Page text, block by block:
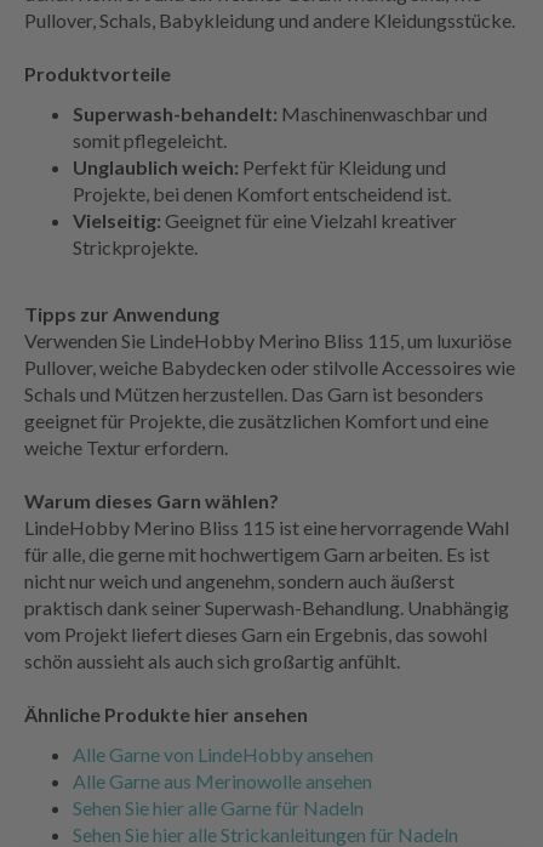
Pullover, Schals, Babykleidung und andere Kleidungsstücke.
Produktvorteile
Superwash-behandelt: Maschinenwaschbar und
somit pflegeleicht.
Unglaublich weich: Perfekt für Kleidung und
Projekte, bei denen Komfort entscheidend ist.
Vielseitig: Geeignet für eine Vielzahl kreativer
Strickprojekte.
Tipps zur Anwendung
Verwenden Sie LindeHobby Merino Bliss 115, um luxuriöse
Pullover, weiche Babydecken oder stilvolle Accessoires wie
Schals und Mützen herzustellen. Das Garn ist besonders
geeignet für Projekte, die zusätzlichen Komfort und eine
weiche Textur erfordern.
Warum dieses Garn wählen?
LindeHobby Merino Bliss 115 ist eine hervorragende Wahl
für alle, die gerne mit hochwertigem Garn arbeiten. Es ist
nicht nur weich und angenehm, sondern auch äußerst
praktisch dank seiner Superwash-Behandlung. Unabhängig
vom Projekt liefert dieses Garn ein Ergebnis, das sowohl
schön aussieht als auch sich großartig anfühlt.
Ähnliche Produkte hier ansehen
Alle Garne von LindeHobby ansehen
Alle Garne aus Merinowolle ansehen
Sehen Sie hier alle Garne für Nadeln
Sehen Sie hier alle Strickanleitungen für Nadeln